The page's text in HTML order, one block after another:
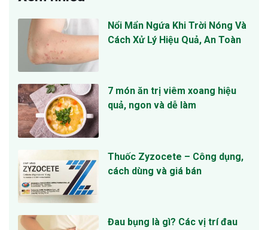
Nổi Mẩn Ngứa Khi Trời Nóng Và
Cách Xử Lý Hiệu Quả, An Toàn
7 món ăn trị viêm xoang hiệu
quả, ngon và dễ làm
Thuốc Zyzocete – Công dụng,
cách dùng và giá bán
Đau bụng là gì? Các vị trí đau